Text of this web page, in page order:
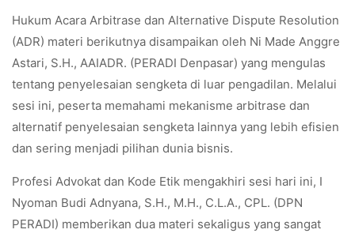
Hukum Acara Arbitrase dan Alternative Dispute Resolution
(ADR) materi berikutnya disampaikan oleh Ni Made Anggre
Astari, S.H., AAIADR. (PERADI Denpasar) yang mengulas
tentang penyelesaian sengketa di luar pengadilan. Melalui
sesi ini, peserta memahami mekanisme arbitrase dan
alternatif penyelesaian sengketa lainnya yang lebih efisien
dan sering menjadi pilihan dunia bisnis.
Profesi Advokat dan Kode Etik mengakhiri sesi hari ini, I
Nyoman Budi Adnyana, S.H., M.H., C.L.A., CPL. (DPN
PERADI) memberikan dua materi sekaligus yang sangat